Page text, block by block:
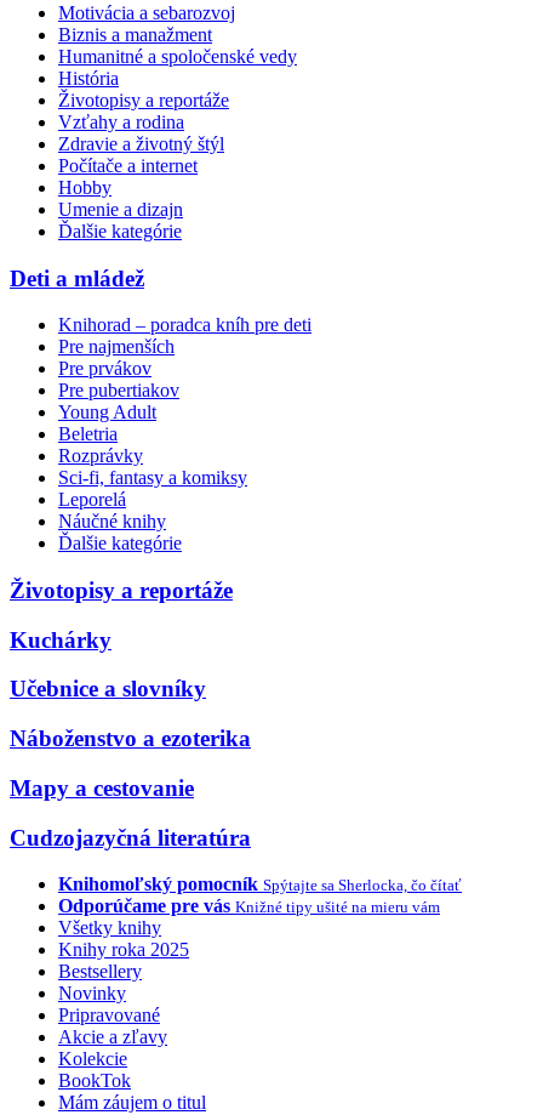
Motivácia a sebarozvoj
Biznis a manažment
Humanitné a spoločenské vedy
História
Životopisy a reportáže
Vzťahy a rodina
Zdravie a životný štýl
Počítače a internet
Hobby
Umenie a dizajn
Ďalšie kategórie
Deti a mládež
Knihorad – poradca kníh pre deti
Pre najmenších
Pre prvákov
Pre pubertiakov
Young Adult
Beletria
Rozprávky
Sci-fi, fantasy a komiksy
Leporelá
Náučné knihy
Ďalšie kategórie
Životopisy a reportáže
Kuchárky
Učebnice a slovníky
Náboženstvo a ezoterika
Mapy a cestovanie
Cudzojazyčná literatúra
Knihomoľský pomocník Spýtajte sa Sherlocka, čo čítať
Odporúčame pre vás Knižné tipy ušité na mieru vám
Všetky knihy
Knihy roka 2025
Bestsellery
Novinky
Pripravované
Akcie a zľavy
Kolekcie
BookTok
Mám záujem o titul